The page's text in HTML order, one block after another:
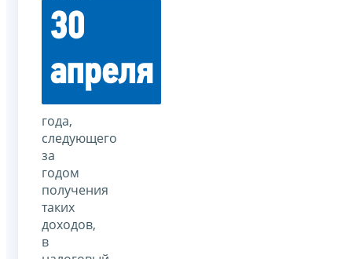
30
апреля
года,
следующего
за
годом
получения
таких
доходов,
в